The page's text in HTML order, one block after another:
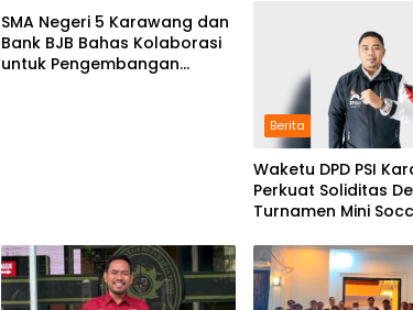
SMA Negeri 5 Karawang dan
Bank BJB Bahas Kolaborasi
untuk Pengembangan
Berita
Waketu DPD PSI
Perkuat Soliditas
Turnamen Mini